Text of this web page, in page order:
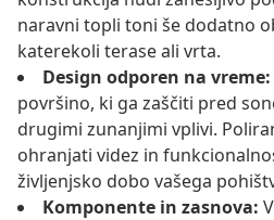
naravni topli toni še dodatno
katerekoli terase ali vrta.
Design odporen na vreme:
površino, ki ga zaščiti pred
drugimi zunanjimi vplivi.
ohranjati videz in
življenjsko dobo vašega
Komponente in zasnova: